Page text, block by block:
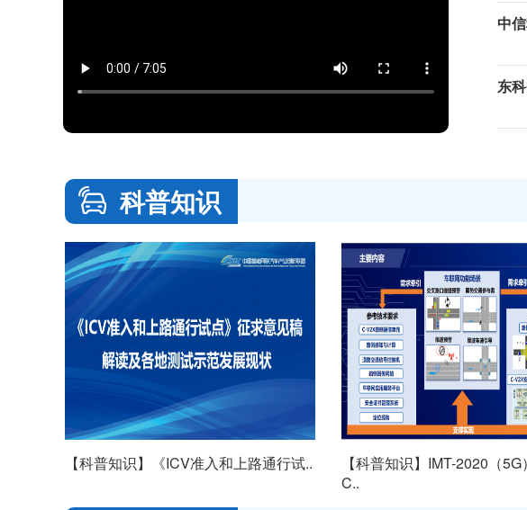
中
东
科普知识
【科普知识】《ICV准入和上路通行试..
【科普知识】IMT-2020（
C..